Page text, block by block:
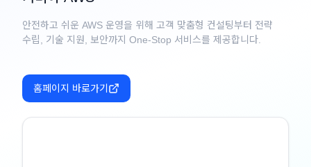
안전하고 쉬운 AWS 운영을 위해 고객 맞춤형 컨설팅부터 전략
수립, 기술 지원, 보안까지 One-Stop 서비스를 제공합니다.
홈페이지 바로가기